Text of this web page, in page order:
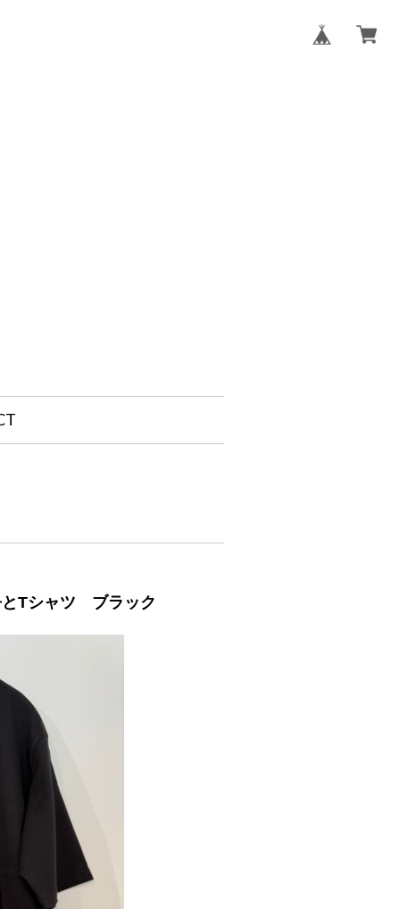
Tシャツ ブラック